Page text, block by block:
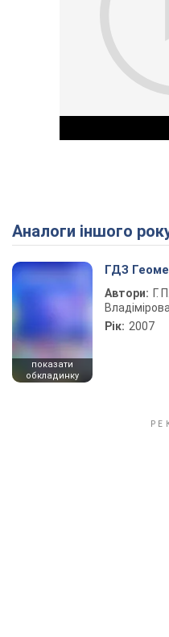
Аналоги іншого
показати
обкладинку
ГДЗ
Автори: Г.
Владімірова
Рік: 2007